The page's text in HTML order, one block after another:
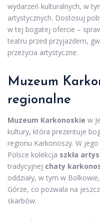
wydarzeń kulturalnych, w
artystycznych. Dostosuj
w tej bogatej ofercie –
teatru przed przyjazdem,
przeżycia artystyczne.
Muzeum
regionalne
Muzeum Karkonoskie w
kultury, która prezentuje
regionu Karkonoszy. W
Polsce kolekcja szkła
tradycyjnej chaty
oddziały, w tym w
Górze, co pozwala na
skarbów.